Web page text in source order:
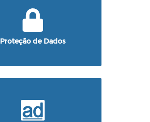
Proteção de Dados